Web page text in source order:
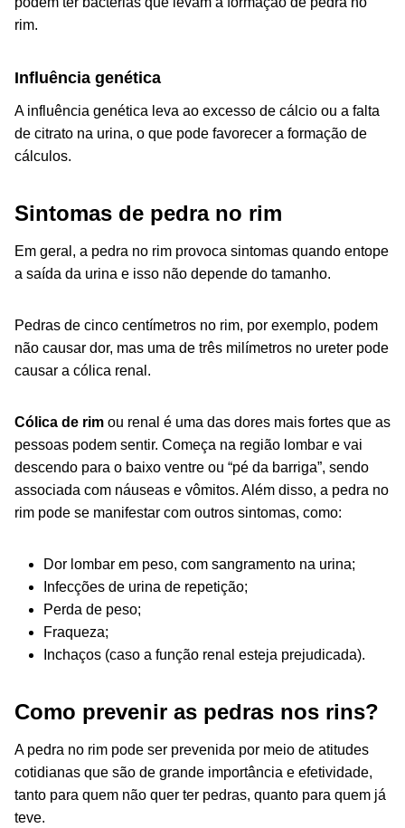
rim.
Influência genética
A influência genética leva ao excesso de cálcio ou a falta
de citrato na urina, o que pode favorecer a formação de
cálculos.
Sintomas de pedra no rim
Em geral, a pedra no rim provoca sintomas quando entope
a saída da urina e isso não depende do tamanho.
Pedras de cinco centímetros no rim, por exemplo, podem
não causar dor, mas uma de três milímetros no ureter pode
causar a cólica renal.
Cólica de rim ou renal é uma das dores mais fortes que as
pessoas podem sentir. Começa na região lombar e vai
descendo para o baixo ventre ou “pé da barriga”, sendo
associada com náuseas e vômitos. Além disso, a pedra no
rim pode se manifestar com outros sintomas, como:
Dor lombar em peso, com sangramento na urina;
Infecções de urina de repetição;
Perda de peso;
Fraqueza;
Inchaços (caso a função renal esteja prejudicada).
Como prevenir as pedras nos rins?
A pedra no rim pode ser prevenida por meio de atitudes
cotidianas que são de grande importância e efetividade,
tanto para quem não quer ter pedras, quanto para quem já
teve.